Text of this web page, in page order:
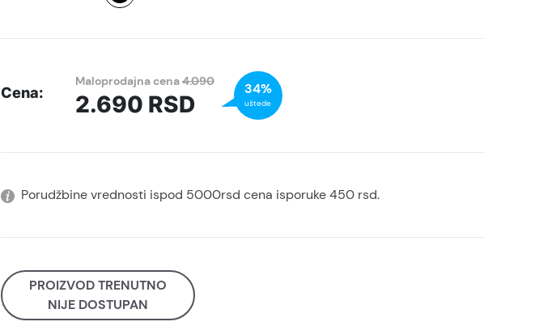
Cena:
Maloprodajna cena4.090
2.690 RSD
34%
uštede
Porudžbine vrednosti ispod 5000rsd cena isporuke 450 rsd.
PROIZVOD TRENUTNO
NIJE DOSTUPAN